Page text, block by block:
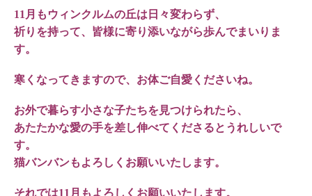
11月もウィンクルムの丘は日々変わらず、
祈りを持って、皆様に寄り添いながら歩んでまいりま
す。
寒くなってきますので、お体ご自愛くださいね。
お外で暮らす小さな子たちを見つけられたら、
あたたかな愛の手を差し伸べてくださるとうれしいで
す。
猫バンバンもよろしくお願いいたします。
それでは11月もよろしくお願いいたします。